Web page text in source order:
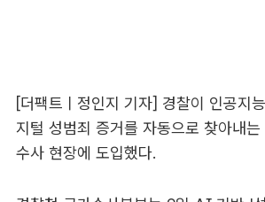
[더팩트ㅣ정인지 기자] 경찰이 인공지
지털 성범죄 증거를 자동으로 찾아내
수사 현장에 도입했다.